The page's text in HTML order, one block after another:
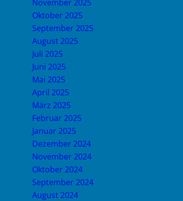
November 2025
Oktober 2025
September 2025
August 2025
Juli 2025
Juni 2025
Mai 2025
April 2025
März 2025
Februar 2025
Januar 2025
Dezember 2024
November 2024
Oktober 2024
September 2024
August 2024